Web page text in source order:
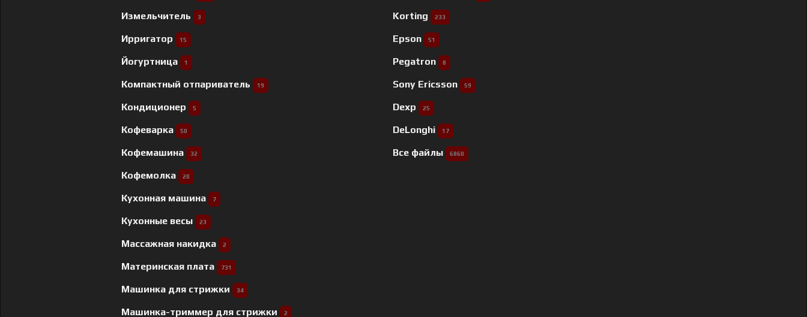
Измельчитель 3
Ирригатор 15
Йогуртница 1
Компактный отпариватель 19
Кондиционер 5
Кофеварка 50
Кофемашина 32
Кофемолка 20
Кухонная машина 7
Кухонные весы 23
Массажная накидка 2
Материнская плата 731
Машинка для стрижки 34
Машинка-триммер для стрижки 2
Korting 233
Epson 51
Pegatron 8
Sony Ericsson 59
Dexp 25
DeLonghi 17
Все файлы 6860